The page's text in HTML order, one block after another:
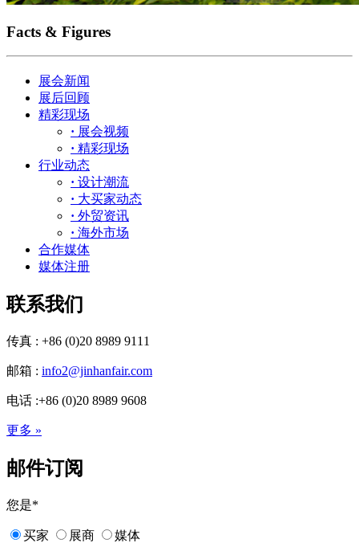
Facts & Figures
展会新闻
展后回顾
精彩现场
· 展会视频
· 精彩现场
行业动态
· 设计潮流
· 大买家动态
· 外贸资讯
· 海外市场
合作媒体
媒体注册
联系我们
传真 : +86 (0)20 8989 9111
邮箱 : info2@jinhanfair.com
电话 :+86 (0)20 8989 9608
更多 »
邮件订阅
您是*
买家 展商 媒体